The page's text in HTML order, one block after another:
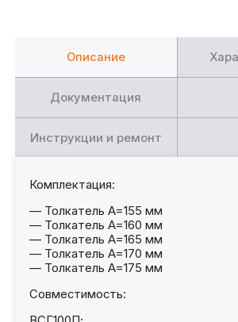
Описание
Документация
Инструкции и ремонт
Комплектация:
— Толкатель A=155 мм
— Толкатель A=160 мм
— Толкатель A=165 мм
— Толкатель A=170 мм
— Толкатель A=175 мм
Совместимость: